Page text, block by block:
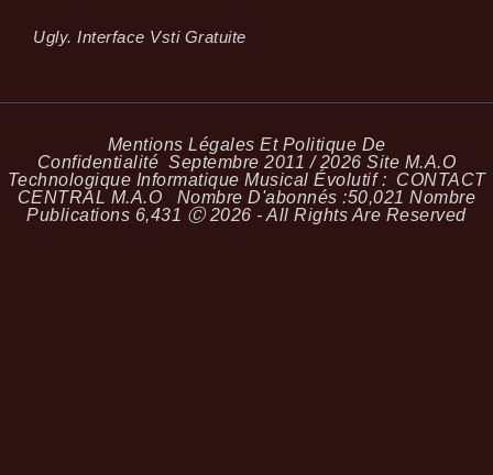
Ugly. Interface Vsti Gratuite
Mentions Légales Et Politique De
Confidentialité Septembre 2011 / 2026 Site M.A.O
Technologique Informatique Musical Évolutif : CONTACT
CENTRAL M.A.O Nombre D'abonnés :50,021 Nombre
Publications 6,431 Ⓒ 2026 - All Rights Are Reserved